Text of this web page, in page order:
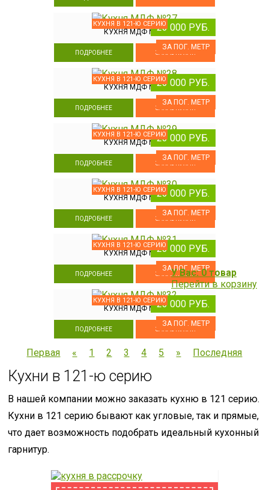
КУХНЯ В 121-Ю СЕРИЮ
КУХНЯ МДФ №2723 000 РУБ.
ЗА ПОГ. МЕТР
ПОДРОБНЕЕ ЗАКАЗ КУХНИ
КУХНЯ В 121-Ю СЕРИЮ
КУХНЯ МДФ №2823 000 РУБ.
ЗА ПОГ. МЕТР
ПОДРОБНЕЕ ЗАКАЗ КУХНИ
КУХНЯ В 121-Ю СЕРИЮ
КУХНЯ МДФ №2923 000 РУБ.
ЗА ПОГ. МЕТР
ПОДРОБНЕЕ ЗАКАЗ КУХНИ
КУХНЯ В 121-Ю СЕРИЮ
КУХНЯ МДФ №3023 000 РУБ.
ЗА ПОГ. МЕТР
ПОДРОБНЕЕ ЗАКАЗ КУХНИ
КУХНЯ В 121-Ю СЕРИЮ
КУХНЯ МДФ №3123 000 РУБ.
ЗА ПОГ. МЕТР
ПОДРОБНЕЕ ЗАКАЗ КУХНИ
КУХНЯ В 121-Ю СЕРИЮ
КУХНЯ МДФ №3223 000 РУБ.
ЗА ПОГ. МЕТР
ПОДРОБНЕЕ ЗАКАЗ КУХНИ
Первая « 1 2 3 4 5 » Последняя
Кухни в 121-ю серию
В нашей компании можно заказать кухню в 121 серию.
Кухни в 121 серию бывают как угловые, так и прямые,
что дает возможность подобрать идеальный кухонный
гарнитур.
У Вас: 0 товар
Перейти в корзину